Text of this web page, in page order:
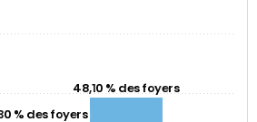
% des foyers
48,10 % des foyers